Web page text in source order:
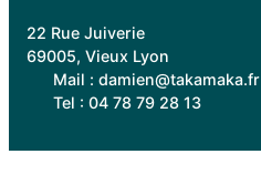
22 Rue Juiverie
69005, Vieux Lyon
Mail : damien@takamaka.fr
Tel : 04 78 79 28 13